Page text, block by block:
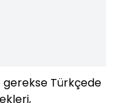
Türkçede